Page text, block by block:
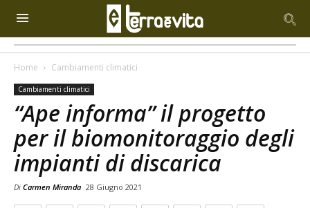
Home Cambiamenti climatici
Cambiamenti climatici
“Ape informa” il progetto
per il biomonitoraggio degli
impianti di discarica
Di Carmen Miranda 28 Giugno 2021